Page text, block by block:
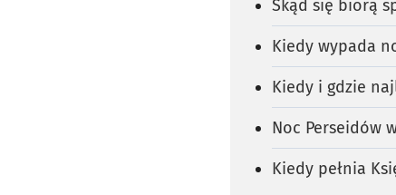
Skąd się biorą
Kiedy wypada
Kiedy i gdzie
Noc Perseidów
Kiedy pełnia